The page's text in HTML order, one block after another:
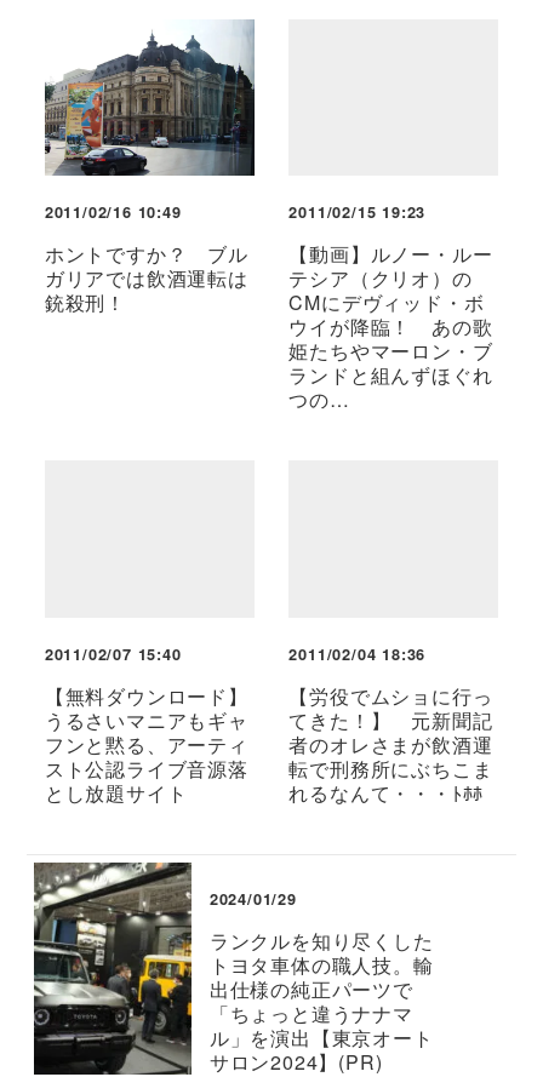
2011/02/16 10:49
ホントですか？ ブル
ガリアでは飲酒運転は
銃殺刑！
2011/02/15 19:23
【動画】ルノー・ルー
テシア（クリオ）の
CMにデヴィッド・ボ
ウイが降臨！ あの歌
姫たちやマーロン・ブ
ランドと組んずほぐれ
つの…
2011/02/07 15:40
【無料ダウンロード】
うるさいマニアもギャ
フンと黙る、アーティ
スト公認ライブ音源落
とし放題サイト
2011/02/04 18:36
【労役でムショに行っ
てきた！】 元新聞記
者のオレさまが飲酒運
転で刑務所にぶちこま
れるなんて・・・ﾄﾎﾎ
2024/01/29
ランクルを知り尽くした
トヨタ車体の職人技。輸
出仕様の純正パーツで
「ちょっと違うナナマ
ル」を演出【東京オート
サロン2024】(PR)